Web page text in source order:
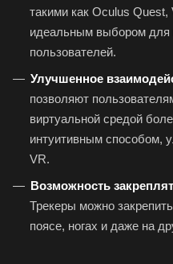
такими как Oculus Quest,
идеальным выбором для
пользователей.
Улучшенное
позволяют
виртуальной средой
интуитивным способом,
VR.
Возможность
Трекеры можно
поясе, ногах и даже на